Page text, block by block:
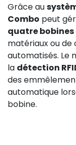
Grâce au
Combo peut
quatre
matériaux ou
automatisés. Le
la détection
des
automatique
bobine.